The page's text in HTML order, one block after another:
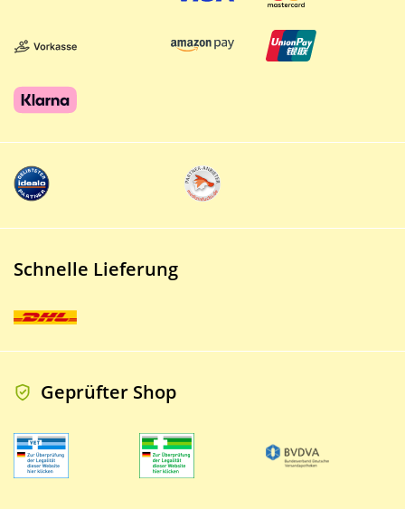
Schnelle Lieferung
Geprüfter Shop